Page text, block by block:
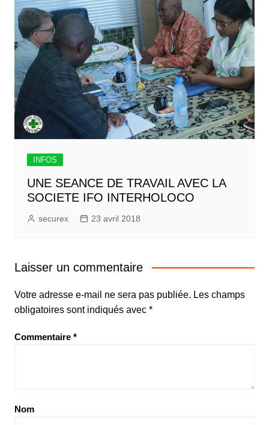
INFOS
UNE SEANCE DE TRAVAIL AVEC LA
SOCIETE IFO INTERHOLOCO
securex 23 avril 2018
Laisser un commentaire
Votre adresse e-mail ne sera pas publiée. Les champs
obligatoires sont indiqués avec *
Commentaire *
Nom